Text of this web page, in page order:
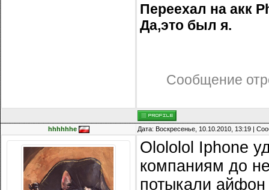
Переехал на акк
Да,это был я.
Сообщение
hhhhhhe Дата: Воскресенье, 10.10.2010, 13:19 |
Olololol Iphone
компаниям до
потыкали айфон